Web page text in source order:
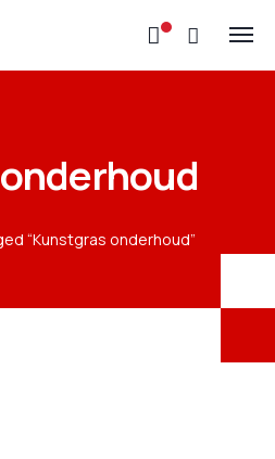
“Kunstgras onderhoud”